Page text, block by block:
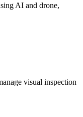
AI and drone,
visual inspection